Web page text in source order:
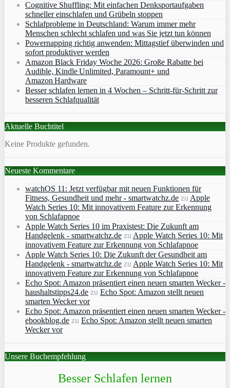
Cognitive Shuffling: Mit einfachen Denksportaufgaben
schneller einschlafen und Grübeln stoppen
Schlafprobleme in Deutschland: Warum immer mehr
Menschen schlecht schlafen und was Sie jetzt tun können
Powernapping richtig anwenden: Mittagstief überwinden und
sofort produktiver werden
Amazon Black Friday Woche 2026: Große Rabatte bei
Audible, Kindle Unlimited, Paramount+ und
Amazon Hardware
Besser schlafen lernen in 4 Wochen – Schritt‑für‑Schritt zur
besseren Schlafqualität
Aktuelle Buchtitel
Keine Produkte gefunden.
Neueste Kommentare
watchOS 11: Jetzt verfügbar mit neuen Funktionen für
Fitness, Gesundheit und mehr - smartwatchz.de zu Apple
Watch Series 10: Mit innovativem Feature zur Erkennung
von Schlafapnoe
Apple Watch Series 10 im Praxistest: Die Zukunft am
Handgelenk - smartwatchz.de zu Apple Watch Series 10: Mit
innovativem Feature zur Erkennung von Schlafapnoe
Apple Watch Series 10: Die Zukunft der Gesundheit am
Handgelenk - smartwatchz.de zu Apple Watch Series 10: Mit
innovativem Feature zur Erkennung von Schlafapnoe
Echo Spot: Amazon präsentiert einen neuen smarten Wecker -
haushaltstipps24.de zu Echo Spot: Amazon stellt neuen
smarten Wecker vor
Echo Spot: Amazon präsentiert einen neuen smarten Wecker -
ebookblog.de zu Echo Spot: Amazon stellt neuen smarten
Wecker vor
Unsere Buchempfehlung
Besser Schlafen lernen